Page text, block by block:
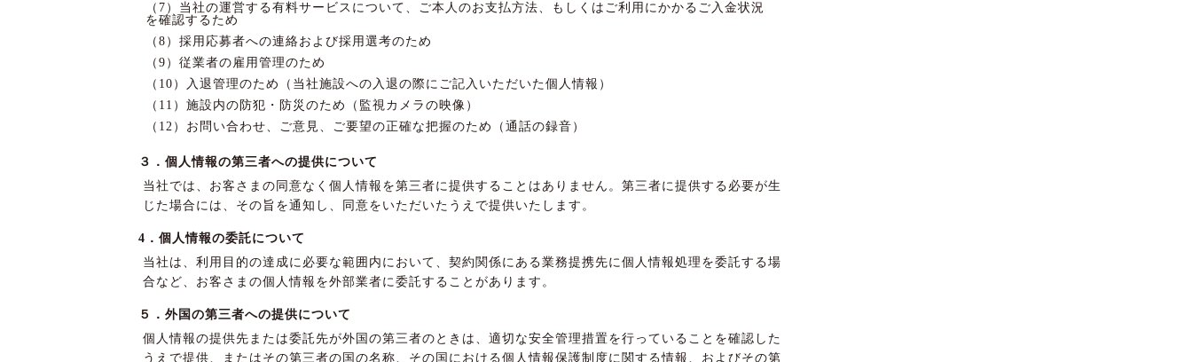
（7）当社の運営する有料サービスについて、ご本人のお支払方法、もしくはご利用にかかるご入金状況
を確認するため
（8）採用応募者への連絡および採用選考のため
（9）従業者の雇用管理のため
（10）入退管理のため（当社施設への入退の際にご記入いただいた個人情報）
（11）施設内の防犯・防災のため（監視カメラの映像）
（12）お問い合わせ、ご意見、ご要望の正確な把握のため（通話の録音）
３．個人情報の第三者への提供について
当社では、お客さまの同意なく個人情報を第三者に提供することはありません。第三者に提供する必要が生
じた場合には、その旨を通知し、同意をいただいたうえで提供いたします。
4．個人情報の委託について
当社は、利用目的の達成に必要な範囲内において、契約関係にある業務提携先に個人情報処理を委託する場
合など、お客さまの個人情報を外部業者に委託することがあります。
５．外国の第三者への提供について
個人情報の提供先または委託先が外国の第三者のときは、適切な安全管理措置を行っていることを確認した
うえで提供、またはその第三者の国の名称、その国における個人情報保護制度に関する情報、およびその第